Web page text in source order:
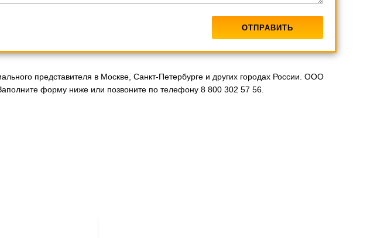
представителя в Москве, Санкт-Петербурге и других городах России. ООО
форму ниже или позвоните по телефону 8 800 302 57 56.